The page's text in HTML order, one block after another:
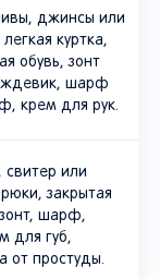
джинсы или
куртка,
обувь, зонт
шарф
крем для рук.
свитер или
закрытая
шарф,
для губ,
от простуды.